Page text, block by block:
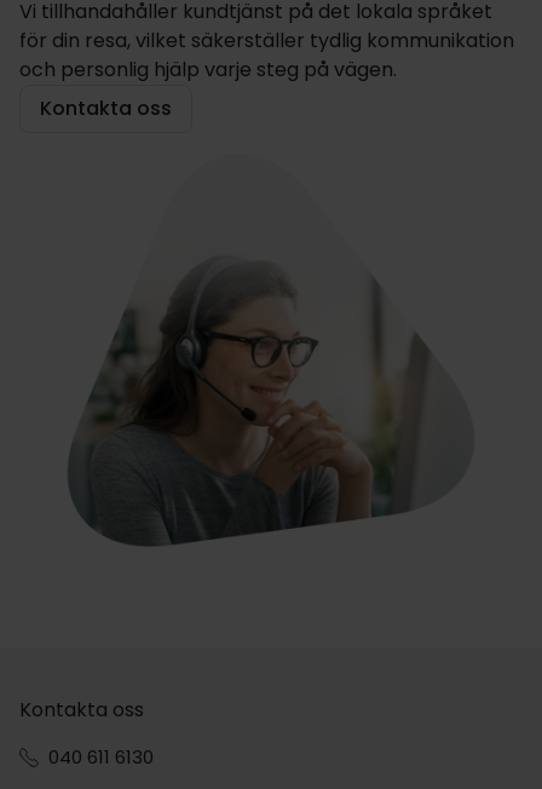
Vi tillhandahåller kundtjänst på det lokala språket
för din resa, vilket säkerställer tydlig kommunikation
och personlig hjälp varje steg på vägen.
Kontakta oss
Kontakta oss
040 611 6130